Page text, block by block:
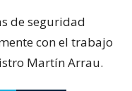
de seguridad
con el trabajo
Martín Arrau.